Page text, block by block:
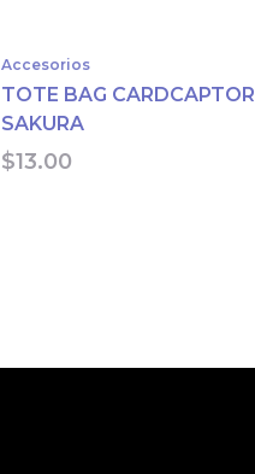
Accesorios
TOTE BAG CARDCAPTOR
SAKURA
$13.00